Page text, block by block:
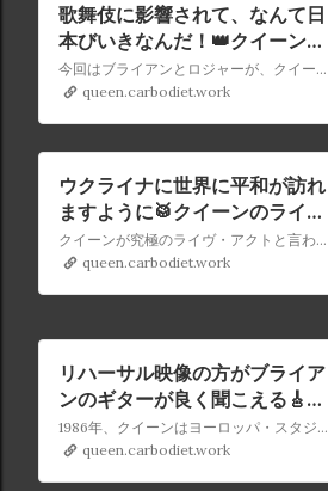
歌舞伎に影響されて、なんて日
本びいきなんだ！👑クイーンの
ライヴでのオープニングの大切
さとは：Queen The Greatest
Live (エピソード5)
今回はブライアンとロジャーが、クイーンのショーの華やかなオープニングの裏にある考え方や、バンド初期に彼らにインスピレーションを与えた伝説的なミュージシャンを明らかにします。
queen.carbodiet.work
ウクライナに世界に平和が訪れ
ますように🥁クイーンのライ
ヴ・リハーサル（パート4）：
Queen The Greatest Live (エ
ピソード4)
クイーンが究極のライヴ・アクトと言われる理由を1年間にわたって探る『Queen The Greatest』の新シリーズ『Queen The Greatest Live』 今回はブライアンとロジャーがキーウでサウンドチェックを行っている貴重な映像をご紹介します。
queen.carbodiet.work
リハーサル映像の方がブライア
ンのギターが良く聞こえる🎸ク
イーンのライヴ・リハーサル
（パート3）：Queen The
Greatest Live (エピソード3)
1986年、クイーンはヨーロッパ・スタジアム・ツアーに向け、そのすべての要素をテストするために、プロダクション・リハーサルに乗り出しました。このリハーサルの様子は、家庭用ビデオカメラで撮影され、『マジック・ツアー』にかける準備の様子を垣間見ることができます。
queen.carbodiet.work